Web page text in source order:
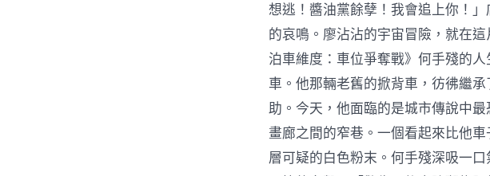
想逃！醬油黨餘孽！我會追上你！
的哀鳴。廖沾沾的宇宙冒險，就在
泊車維度：車位爭奪戰》何手殘的
車。他那輛老舊的掀背車，彷彿繼
助。今天，他面臨的是城市傳說中
畫廊之間的窄巷。一個看起來比他
層可疑的白色粉末。何手殘深吸一